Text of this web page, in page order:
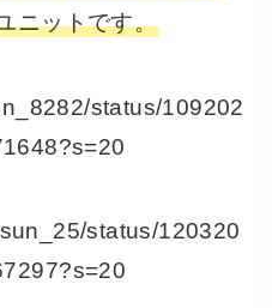
ニットです。
status/109202
status/120320